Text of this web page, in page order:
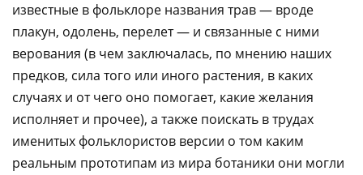
известные в фольклоре названия трав — вроде
плакун, одолень, перелет — и связанные с ними
верования (в чем заключалась, по мнению наших
предков, сила того или иного растения, в каких
случаях и от чего оно помогает, какие желания
исполняет и прочее), а также поискать в трудах
именитых фольклористов версии о том каким
реальным прототипам из мира ботаники они могли